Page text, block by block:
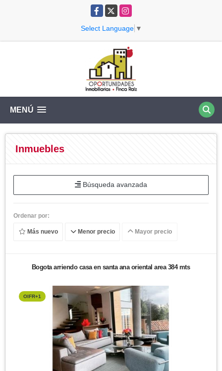
Facebook
X Instagram
Select Language ▼
MENÚ
Inmuebles
Búsqueda avanzada
Ordenar por:
Más nuevo Menor precio Mayor precio
Bogota arriendo casa en santa ana oriental area 384 mts
OIFR+1